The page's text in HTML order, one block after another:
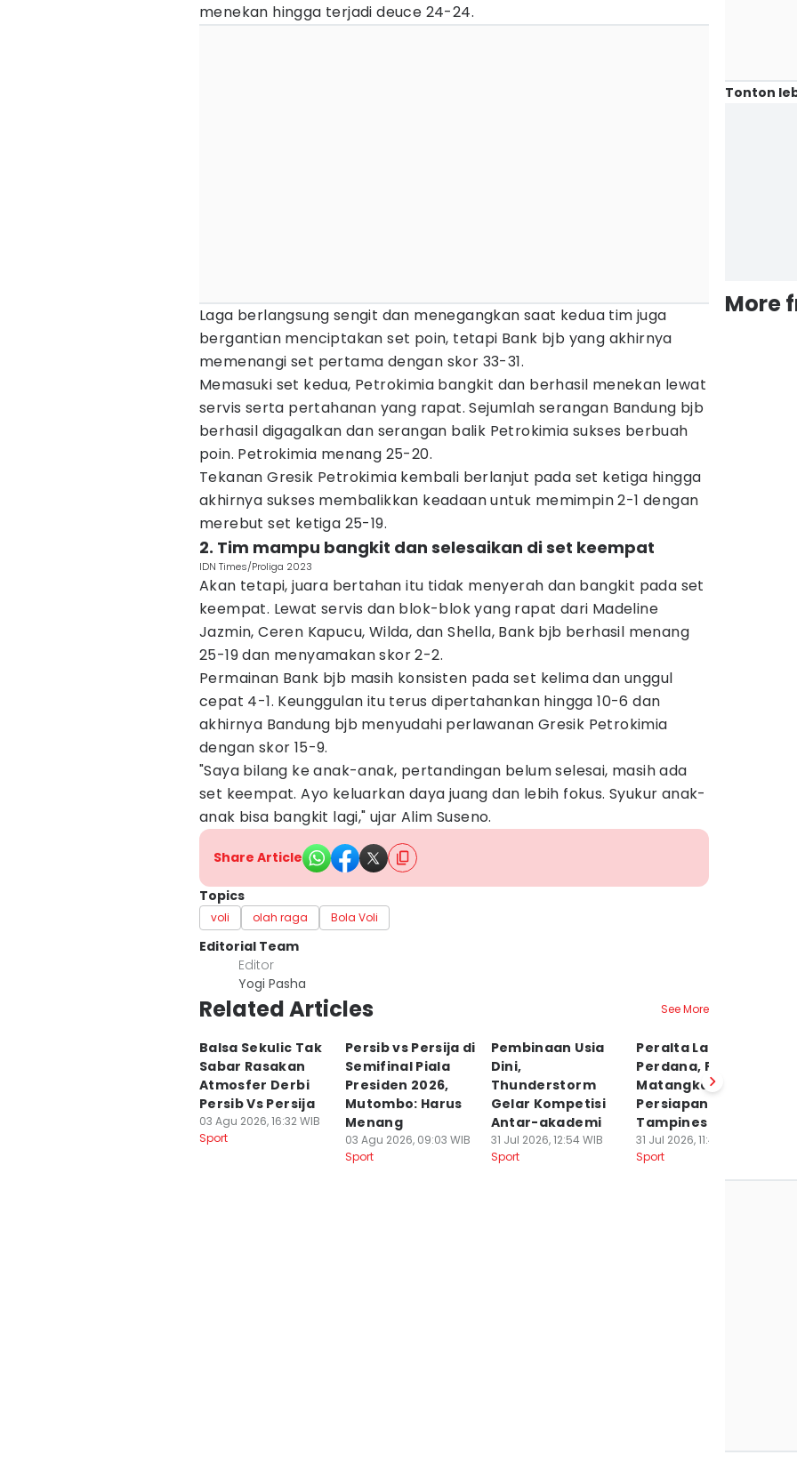
menekan hingga terjadi deuce 24-24.
Laga berlangsung sengit dan menegangkan saat kedua tim juga
bergantian menciptakan set poin, tetapi Bank bjb yang akhirnya
memenangi set pertama dengan skor 33-31.
Memasuki set kedua, Petrokimia bangkit dan berhasil menekan lewat
servis serta pertahanan yang rapat. Sejumlah serangan Bandung bjb
berhasil digagalkan dan serangan balik Petrokimia sukses berbuah
poin. Petrokimia menang 25-20.
Tekanan Gresik Petrokimia kembali berlanjut pada set ketiga hingga
akhirnya sukses membalikkan keadaan untuk memimpin 2-1 dengan
merebut set ketiga 25-19.
2. Tim mampu bangkit dan selesaikan di set keempat
IDN Times/Proliga 2023
Akan tetapi, juara bertahan itu tidak menyerah dan bangkit pada set
keempat. Lewat servis dan blok-blok yang rapat dari Madeline
Jazmin, Ceren Kapucu, Wilda, dan Shella, Bank bjb berhasil menang
25-19 dan menyamakan skor 2-2.
Permainan Bank bjb masih konsisten pada set kelima dan unggul
cepat 4-1. Keunggulan itu terus dipertahankan hingga 10-6 dan
akhirnya Bandung bjb menyudahi perlawanan Gresik Petrokimia
dengan skor 15-9.
"Saya bilang ke anak-anak, pertandingan belum selesai, masih ada
set keempat. Ayo keluarkan daya juang dan lebih fokus. Syukur anak-
anak bisa bangkit lagi," ujar Alim Suseno.
Share Article
Topics
voli olah raga Bola Voli
Editorial Team
Editor
Yogi Pasha
Related Articles See More
Balsa Sekulic Tak
Sabar Rasakan
Atmosfer Derbi
Persib Vs Persija
03 Agu 2026, 16:32 WIB
Sport
Persib vs Persija di
Semifinal Piala
Presiden 2026,
Mutombo: Harus
Menang
03 Agu 2026, 09:03 WIB
Sport
Pembinaan Usia
Dini,
Thunderstorm
Gelar Kompetisi
Antar-akademi
31 Jul 2026, 12:54 WIB
Sport
Peralta Latihan
Perdana, Persib
Matangkan
Persiapan Hadapi
Tampines
31 Jul 2026, 11:41 WIB
Sport
Tonton
More